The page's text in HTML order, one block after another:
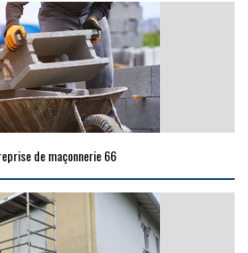
de maçonnerie 66